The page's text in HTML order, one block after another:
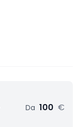
Da 100 €